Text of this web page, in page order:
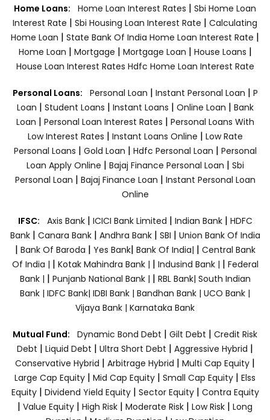
Home Loans: Home Loan Interest Rates | Sbi Home Loan
Interest Rate | Sbi Housing Loan Interest Rate | Calculating
Home Loan | State Bank Of India Home Loan Interest Rate |
Home Loan | Mortgage | Mortgage Loan | House Loans |
House Loan Interest Rates Hdfc Home Loan Interest Rate
Personal Loans: Personal Loan | Instant Personal Loan | P
Loan | Student Loans | Instant Loans | Online Loan | Bank
Loan | Personal Loan Interest Rates | Personal Loans With
Low Interest Rates | Instant Loans Online | Low Rate
Personal Loans | Gold Loan | Hdfc Personal Loan | Personal
Loan Apply Online | Bajaj Finance Personal Loan | Sbi
Personal Loan | Bajaj Finance Loan | Instant Personal Loan
Online
IFSC: Axis Bank | ICICI Bank Limited | Indian Bank | HDFC
Bank| Canara Bank | Andhra Bank| SBI | Union Bank Of India
| Bank Of Baroda | Yes Bank| Bank Of India| | Central Bank
Of India | | Kotak Mahindra Bank | | Indusind Bank | | Federal
Bank | | Punjanb National Bank | | RBL Bank| South Indian
Bank | IDFC Bank| IDBI Bank | Bandhan Bank | UCO Bank |
Vijaya Bank | Karnataka Bank
Mutual Fund: Dynamic Bond Debt | Gilt Debt | Credit Risk
Debt | Liquid Debt | Ultra Short Debt | Aggressive Hybrid |
Conservative Hybrid | Arbitrage Hybrid | Multi Cap Equity |
Large Cap Equity | Mid Cap Equity | Small Cap Equity | Elss
Equity| Dividend Yield Equity| Sector Equity | Contra Equity
| Value Equity | High Risk | Moderate Risk | Low Risk | Long